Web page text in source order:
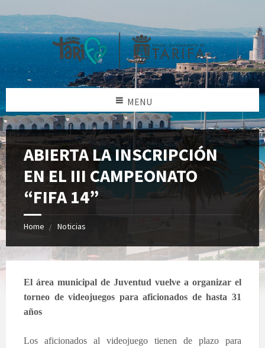
MENU
ABIERTA LA INSCRIPCIÓN
EN EL III CAMPEONATO
“FIFA 14”
Home Noticias
El área municipal de Juventud vuelve a organizar el
torneo de videojuegos para aficionados de hasta 31
años
Los aficionados al videojuego tienen de plazo para